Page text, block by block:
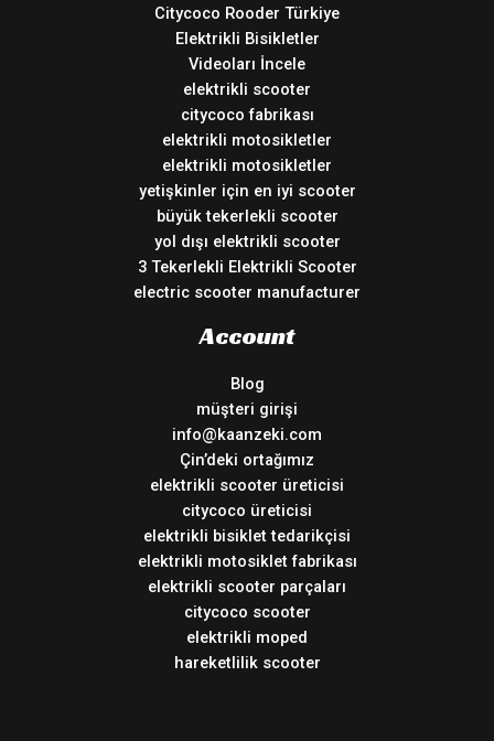
Citycoco Rooder Türkiye
Elektrikli Bisikletler
Videoları İncele
elektrikli scooter
citycoco fabrikası
elektrikli motosikletler
elektrikli motosikletler
yetişkinler için en iyi scooter
büyük tekerlekli scooter
yol dışı elektrikli scooter
3 Tekerlekli Elektrikli Scooter
electric scooter manufacturer
Account
Blog
müşteri girişi
info@kaanzeki.com
Çin’deki ortağımız
elektrikli scooter üreticisi
citycoco üreticisi
elektrikli bisiklet tedarikçisi
elektrikli motosiklet fabrikası
elektrikli scooter parçaları
citycoco scooter
elektrikli moped
hareketlilik scooter